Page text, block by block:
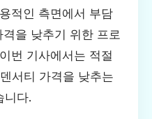
적인 측면에서 부담
을 낮추기 위한 프로
번 기사에서는 적절
서티 가격을 낮추는
니다.